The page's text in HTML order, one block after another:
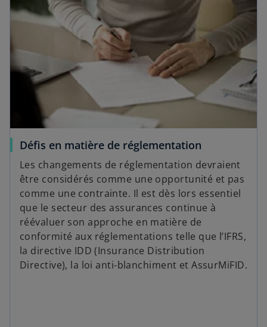
Défis en matière de réglementation
Les changements de réglementation devraient
être considérés comme une opportunité et pas
comme une contrainte. Il est dès lors essentiel
que le secteur des assurances continue à
réévaluer son approche en matière de
conformité aux réglementations telle que l’IFRS,
la directive IDD (Insurance Distribution
Directive), la loi anti-blanchiment et AssurMiFID.